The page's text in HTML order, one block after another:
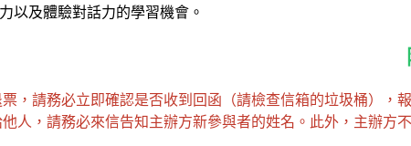
以及體驗對話力的學習機會。
，請務必立即確認是否收到回函（請檢查信箱的垃圾桶），
人，請務必來信告知主辦方新參與者的姓名。此外，主辦方